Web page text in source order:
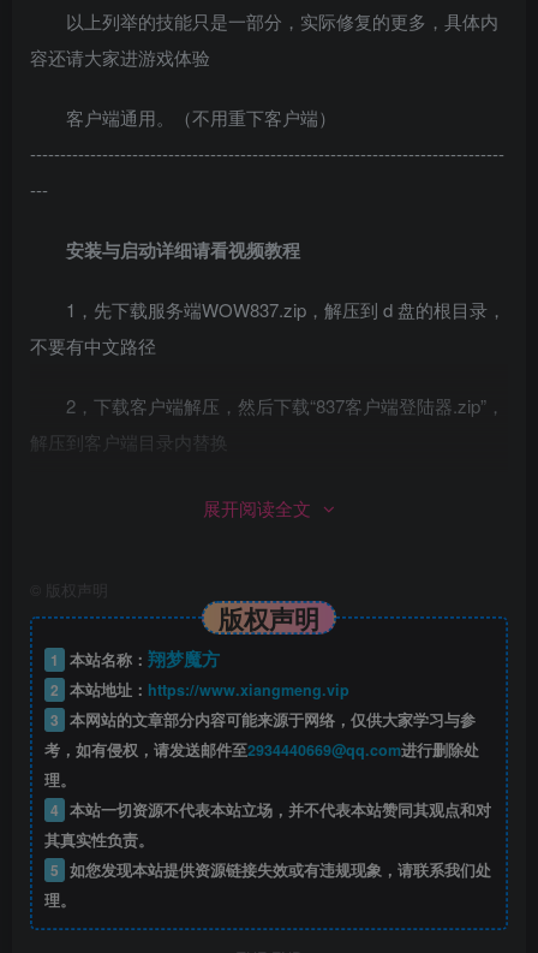
以上列举的技能只是一部分，实际修复的更多，具体内
容还请大家进游戏体验
客户端通用。（不用重下客户端）
-------------------------------------------------------------------------------
---
安装与启动详细请看视频教程
1，先下载服务端WOW837.zip，解压到 d 盘的根目录，
不要有中文路径
2，下载客户端解压，然后下载“837客户端登陆器.zip”，
解压到客户端目录内替换
3，自带GM账号： 用户名adm@adm ，密码adm
码框里输入 bnetaccount create 账号 密码（例如：
bnetaccount create x@mmf xmmf123就会得到一个账号为
x@mmf密码为xmmf123），账号必须包含@符号 就可以注
册，之后留意提示信息，看到类似3#1之类的记下来，
后面提升GM权限时要用到。提升GM权限的办法 account
set gmlevel 3#1 8 -1，其中的3#1就是之前注册账号时反馈的
账号ID。
有的版本是：account set gmlevel 3#1 3 -1 （有的版本
GM等级是8，有的是3自己尝试。给GM前要退出游戏，给完
展开阅读全文
版权声明
版权声明
1 本站名称： 翔梦魔方
2 本站地址： https://www.xiangmeng.vip
3 本网站的文章部分内容可能来源于网络，仅供大家学习与参
考，如有侵权，请发送邮件至2934440669@qq.com进行删除处
理。
4 本站一切资源不代表本站立场，并不代表本站赞同其观点和对
其真实性负责。
5 如您发现本站提供资源链接失效或有违规现象，请联系我们处
理。